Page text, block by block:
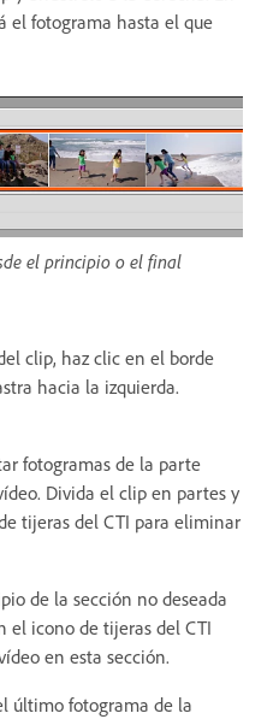
el fotograma hasta el que
el principio o el final
clip, haz clic en el borde
hacia la izquierda.
fotogramas de la parte
Divida el clip en partes y
tijeras del CTI para eliminar
de la sección no deseada
el icono de tijeras del CTI
en esta sección.
último fotograma de la